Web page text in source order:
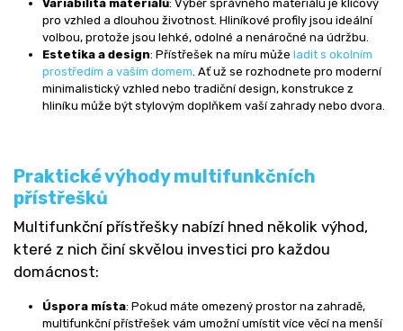
Variabilita materiálů: Výběr správného materiálu je klíčový
pro vzhled a dlouhou životnost. Hliníkové profily jsou ideální
volbou, protože jsou lehké, odolné a nenáročné na údržbu.
Estetika a design: Přístřešek na míru může ladit s okolním
prostředím a vaším domem . Ať už se rozhodnete pro moderní
minimalistický vzhled nebo tradiční design, konstrukce z
hliníku může být stylovým doplňkem vaší zahrady nebo dvora.
Praktické výhody multifunkčních
přístřešků
Multifunkční přístřešky nabízí hned několik výhod,
které z nich činí skvělou investici pro každou
domácnost:
Úspora místa: Pokud máte omezený prostor na zahradě,
multifunkční přístřešek vám umožní umístit více věcí na menší